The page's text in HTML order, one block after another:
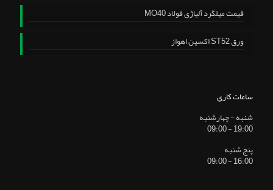
قیمت میلگرد آلیاژی فولاد MO40
ورق ST52 اکسین اهواز
ساعات کاری
شنبه - چهارشنبه
19:00 - 09:00
پنج شنبه
16:00 - 09:00